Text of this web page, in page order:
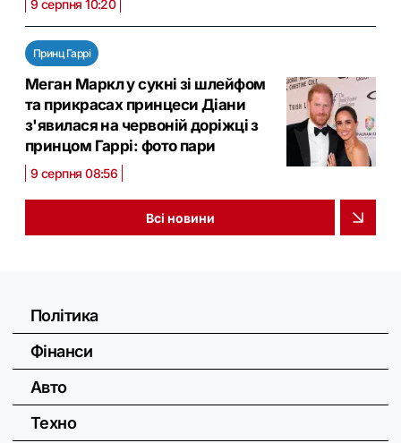
9 серпня 10:20
Принц Гаррі
Меган Маркл у сукні зі шлейфом
та прикрасах принцеси Діани
з'явилася на червоній доріжці з
принцом Гаррі: фото пари
9 серпня 08:56
Всі новини
Політика
Фінанси
Авто
Техно